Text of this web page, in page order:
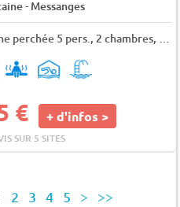
- Messanges
Cabane perchée 5 pers., 2 chambres, 19 m²
€ + d'infos >
SUR 5 SITES
2 3 4 5 > >>